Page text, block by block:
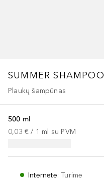
SUMMER SHAMPOO
Plaukų šampūnas
500 ml
0,03 € / 1 ml su PVM
Internete:Turime